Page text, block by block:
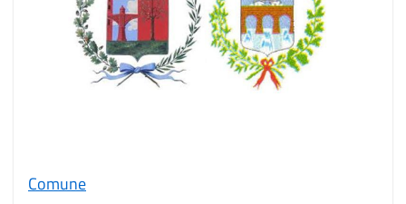
Comune